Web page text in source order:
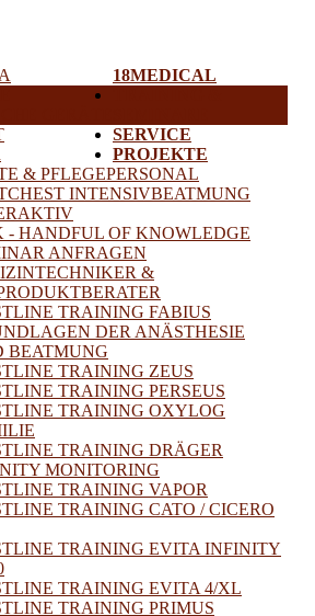
18MEDICAL
& PFLEGEPERSONAL
INTENSIVBEATMUNG
- HANDFUL OF KNOWLEDGE
ANFRAGEN
&
TRAINING FABIUS
DER ANÄSTHESIE
BEATMUNG
TRAINING ZEUS
TRAINING PERSEUS
TRAINING OXYLOG
TRAINING DRÄGER
MONITORING
TRAINING VAPOR
TRAINING CATO / CICERO
TRAINING EVITA INFINITY
TRAINING EVITA 4/XL
TRAINING PRIMUS
SERVICE
PROJEKTE